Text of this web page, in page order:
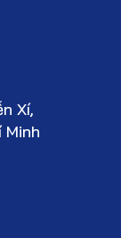
Xí,
Minh